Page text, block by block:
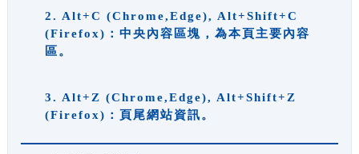
2. Alt+C (Chrome,Edge), Alt+Shift+C
(Firefox)：中央內容區塊，為本頁主要內容
區。
3. Alt+Z (Chrome,Edge), Alt+Shift+Z
(Firefox)：頁尾網站資訊。